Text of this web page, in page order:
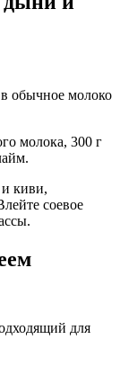
обычное молоко
молока, 300 г
киви,
соевое
для